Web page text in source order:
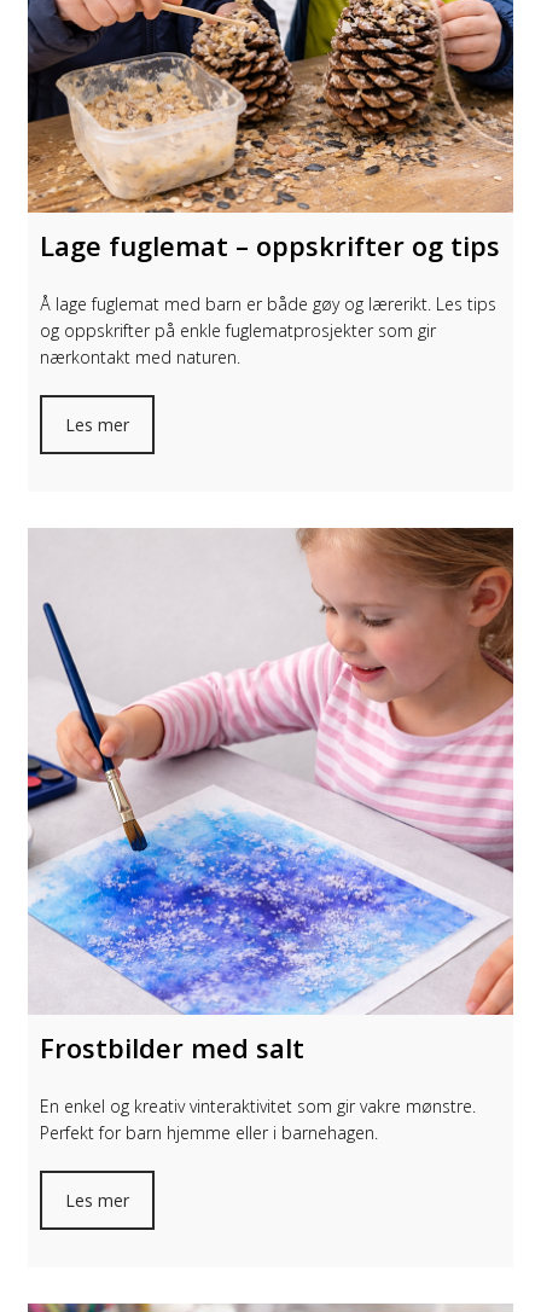
Lage fuglemat – oppskrifter og tips
Å lage fuglemat med barn er både gøy og lærerikt. Les tips
og oppskrifter på enkle fuglematprosjekter som gir
nærkontakt med naturen.
Les mer
Frostbilder med salt
En enkel og kreativ vinteraktivitet som gir vakre mønstre.
Perfekt for barn hjemme eller i barnehagen.
Les mer